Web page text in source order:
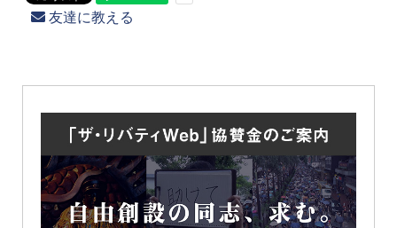
友達に教える